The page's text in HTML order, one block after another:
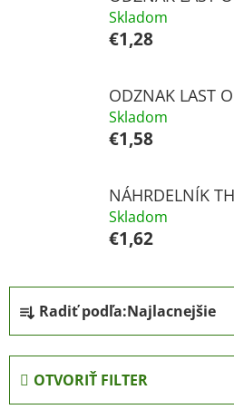
Skladom
€1,28
ODZNAK LAST
Skladom
€1,58
NÁHRDELNÍK
Skladom
€1,62
R
a
d
n
Radiť podľa:Najlacnejšie
OTVORIŤ FILTER